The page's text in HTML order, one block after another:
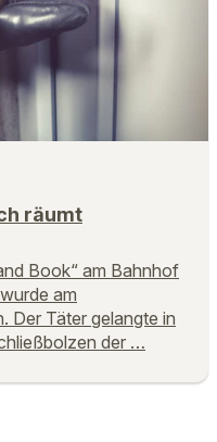
räumt
Book“ am Bahnhof
am
Der Täter gelangte in
der …